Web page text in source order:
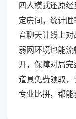
四人模式还原
定房间，统计
音聊天让线上对
弱网环境也能
开，保障对局完
道具免费领取
专业比拼，都能